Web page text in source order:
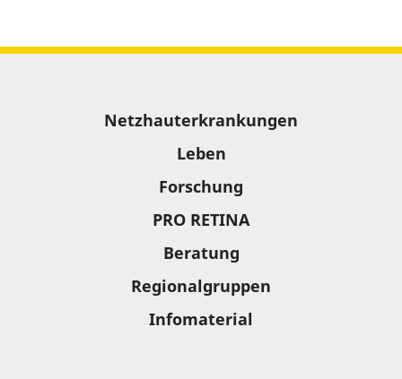
Netzhauterkrankungen
Leben
Forschung
PRO RETINA
Beratung
Regionalgruppen
Infomaterial